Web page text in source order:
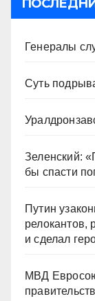
Генералы
Суть
Зеленский:
бы спасти
Путин
релокантов,
и сделал
МВД